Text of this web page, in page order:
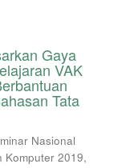
Gaya
VAK
Tata
Nasional
Komputer 2019,